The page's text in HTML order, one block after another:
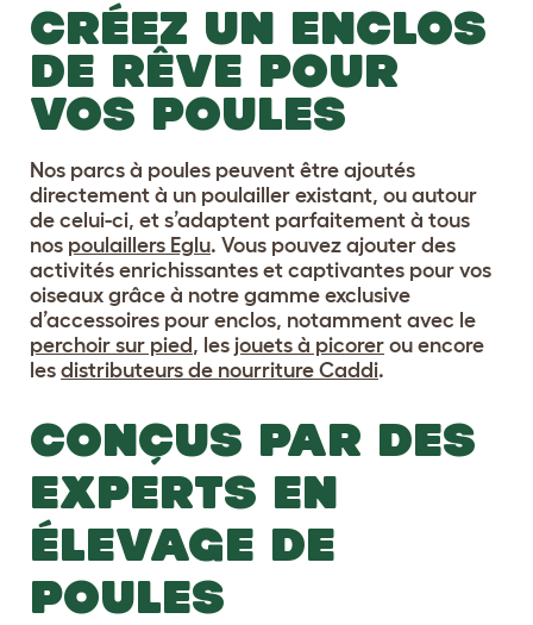
CRÉEZ UN ENCLOS
DE RÊVE POUR
VOS POULES
Nos parcs à poules peuvent être ajoutés
directement à un poulailler existant, ou autour
de celui-ci, et s’adaptent parfaitement à tous
nos poulaillers Eglu. Vous pouvez ajouter des
activités enrichissantes et captivantes pour vos
oiseaux grâce à notre gamme exclusive
d’accessoires pour enclos, notamment avec le
perchoir sur pied , les jouets à picorer ou encore
les distributeurs de nourriture Caddi.
CONÇUS PAR DES
EXPERTS EN
ÉLEVAGE DE
POULES